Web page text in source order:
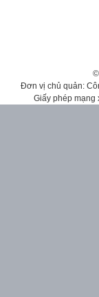
Đơn vị chủ quản:
Giấy phép mạng